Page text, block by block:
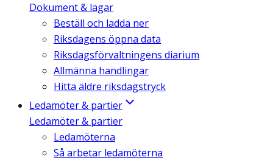
Dokument & lagar
Beställ och ladda ner
Riksdagens öppna data
Riksdagsförvaltningens diarium
Allmänna handlingar
Hitta äldre riksdagstryck
Ledamöter & partier
Ledamöter & partier
Ledamöterna
Så arbetar ledamöterna